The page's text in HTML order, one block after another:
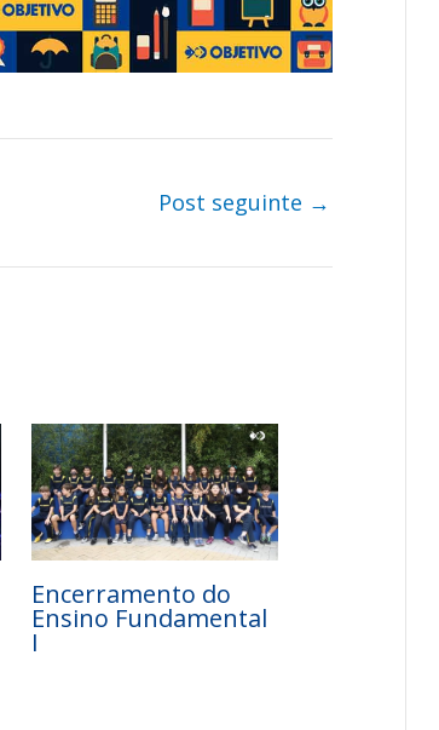
Post seguinte →
Encerramento do
Ensino Fundamental
I